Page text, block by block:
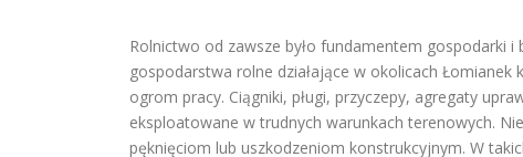
Rolnictwo od zawsze było fundamentem gospodarki
gospodarstwa rolne działające w okolicach
ogrom pracy. Ciągniki, pługi, przyczepy, agregaty
eksploatowane w trudnych warunkach terenowych.
pęknięciom lub uszkodzeniom konstrukcyjnym. W